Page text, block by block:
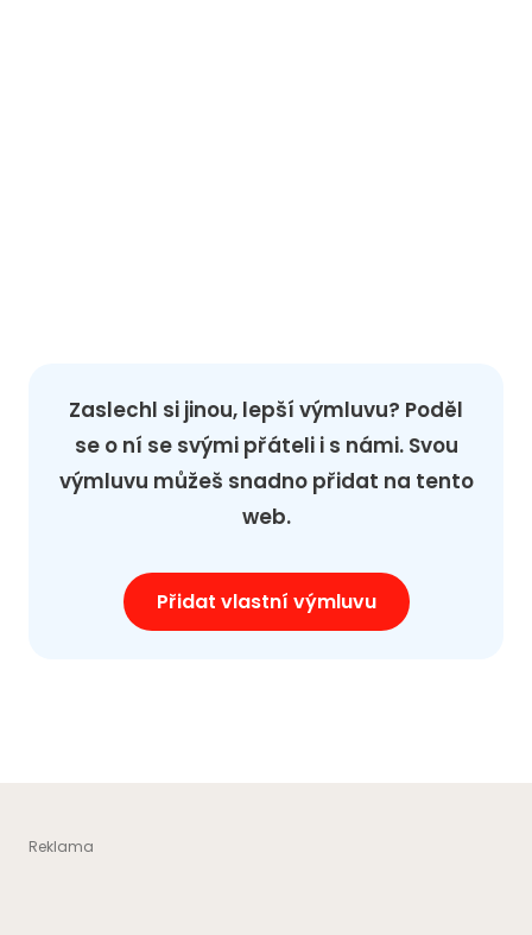
Zaslechl si jinou, lepší výmluvu? Poděl
se o ní se svými přáteli i s námi. Svou
výmluvu můžeš snadno přidat na tento
web.
Přidat vlastní výmluvu